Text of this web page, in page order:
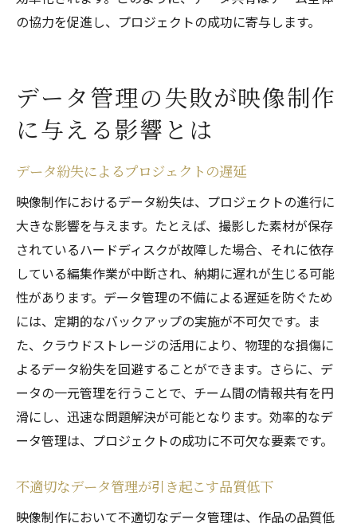
の協力を促進し、プロジェクトの成功に寄与します。
データ管理の失敗が映像制作
に与える影響とは
データ紛失によるプロジェクトの遅延
映像制作におけるデータ紛失は、プロジェクトの進行に
大きな影響を与えます。たとえば、撮影した素材が保存
されているハードディスクが故障した場合、それに依存
している編集作業が中断され、納期に遅れが生じる可能
性があります。データ管理の不備による遅延を防ぐため
には、定期的なバックアップの実施が不可欠です。ま
た、クラウドストレージの活用により、物理的な損傷に
よるデータ紛失を回避することができます。さらに、デ
ータの一元管理を行うことで、チーム間の情報共有を円
滑にし、迅速な問題解決が可能となります。効率的なデ
ータ管理は、プロジェクトの成功に不可欠な要素です。
不適切なデータ管理が引き起こす品質低下
映像制作において不適切なデータ管理は、作品の品質低